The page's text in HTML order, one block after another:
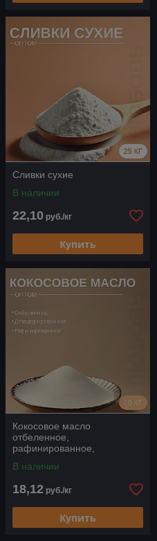
Сливки сухие
В наличии
22,10 руб./кг
Купить
Кокосовое масло
отбеленное,
рафинированное,
В наличии
18,12 руб./кг
Купить